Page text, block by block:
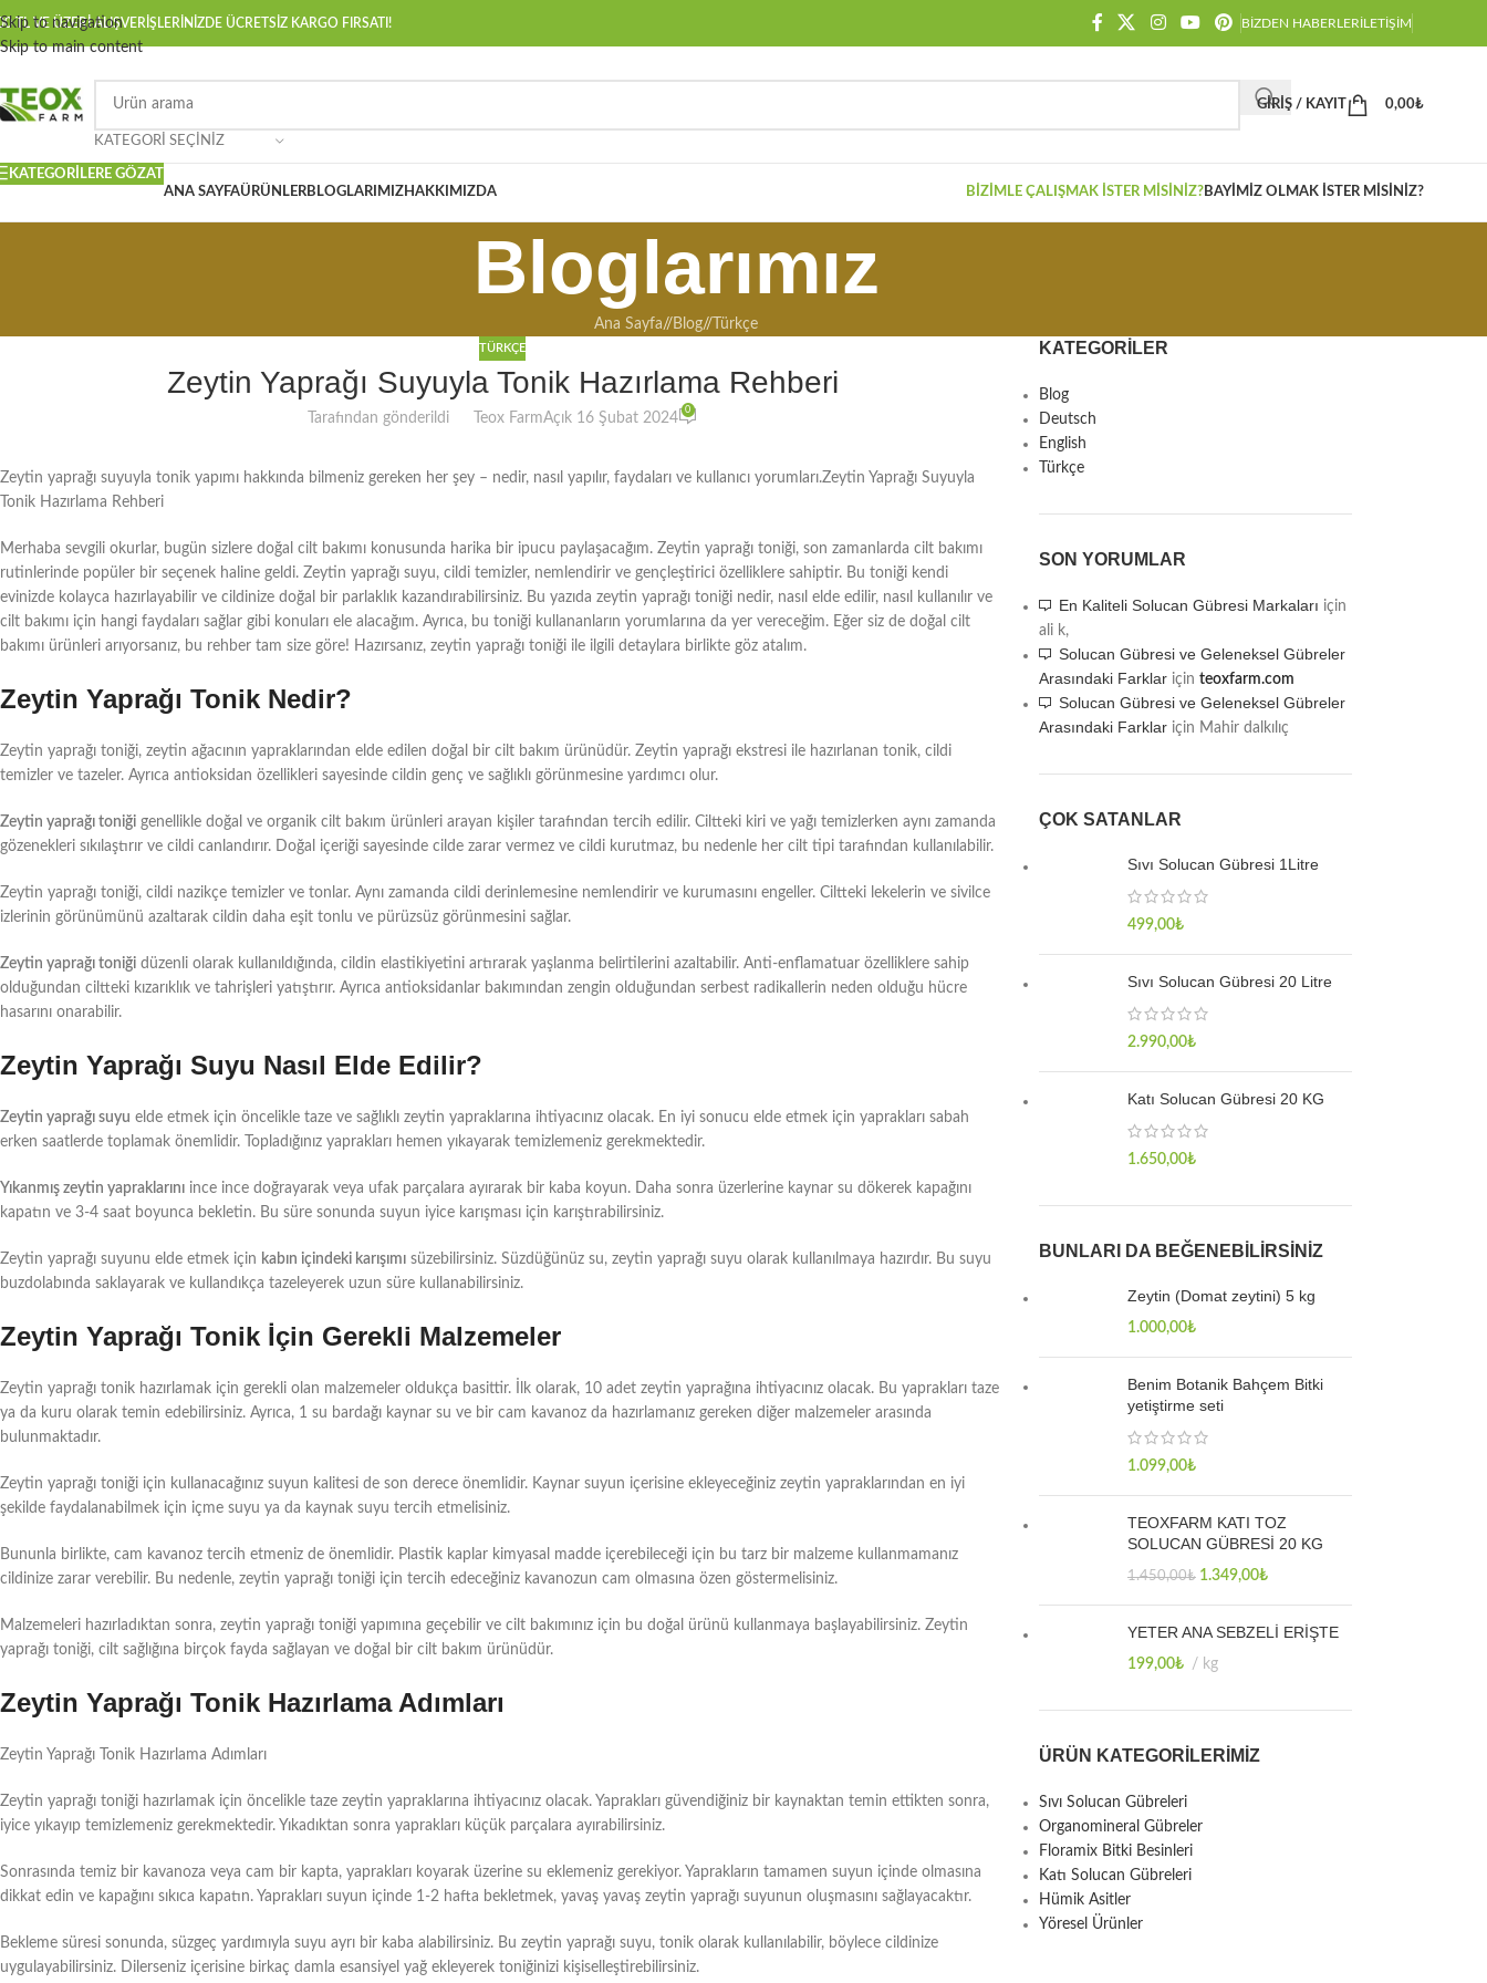
Skip to navigation
Skip to main content
TL VE ÜZERİ ALIŞVERİŞLERİNİZDE ÜCRETSİZ KARGO FIRSATI! BIZDEN HABERLERİLETIŞIM
KATEGORI SEÇINIZ
GIRIŞ / KAYIT 0,00₺
KATEGORILERE GÖZAT
ANA SAYFAÜRÜNLERBLOGLARIMIZHAKKIMIZDA BIZIMLE ÇALIŞMAK İSTER MISINIZ?BAYIMIZ OLMAK İSTER MISINIZ?
Bloglarımız
Ana Sayfa/ Blog/ Türkçe
TÜRKÇE
Zeytin Yaprağı Suyuyla Tonik Hazırlama Rehberi
Tarafından gönderildi Teox FarmAçık 16 Şubat 2024
0
Zeytin yaprağı suyuyla tonik yapımı hakkında bilmeniz gereken her şey – nedir, nasıl yapılır, faydaları ve kullanıcı yorumları.Zeytin Yaprağı Suyuyla
Tonik Hazırlama Rehberi
Merhaba sevgili okurlar, bugün sizlere doğal cilt bakımı konusunda harika bir ipucu paylaşacağım. Zeytin yaprağı toniği, son zamanlarda cilt bakımı
rutinlerinde popüler bir seçenek haline geldi. Zeytin yaprağı suyu, cildi temizler, nemlendirir ve gençleştirici özelliklere sahiptir. Bu toniği kendi
evinizde kolayca hazırlayabilir ve cildinize doğal bir parlaklık kazandırabilirsiniz. Bu yazıda zeytin yaprağı toniği nedir, nasıl elde edilir, nasıl kullanılır ve
cilt bakımı için hangi faydaları sağlar gibi konuları ele alacağım. Ayrıca, bu toniği kullananların yorumlarına da yer vereceğim. Eğer siz de doğal cilt
bakımı ürünleri arıyorsanız, bu rehber tam size göre! Hazırsanız, zeytin yaprağı toniği ile ilgili detaylara birlikte göz atalım.
Zeytin Yaprağı Tonik Nedir?
Zeytin yaprağı toniği, zeytin ağacının yapraklarından elde edilen doğal bir cilt bakım ürünüdür. Zeytin yaprağı ekstresi ile hazırlanan tonik, cildi
temizler ve tazeler. Ayrıca antioksidan özellikleri sayesinde cildin genç ve sağlıklı görünmesine yardımcı olur.
Zeytin yaprağı toniği genellikle doğal ve organik cilt bakım ürünleri arayan kişiler tarafından tercih edilir. Ciltteki kiri ve yağı temizlerken aynı zamanda
gözenekleri sıkılaştırır ve cildi canlandırır. Doğal içeriği sayesinde cilde zarar vermez ve cildi kurutmaz, bu nedenle her cilt tipi tarafından kullanılabilir.
Zeytin yaprağı toniği, cildi nazikçe temizler ve tonlar. Aynı zamanda cildi derinlemesine nemlendirir ve kurumasını engeller. Ciltteki lekelerin ve sivilce
izlerinin görünümünü azaltarak cildin daha eşit tonlu ve pürüzsüz görünmesini sağlar.
Zeytin yaprağı toniği düzenli olarak kullanıldığında, cildin elastikiyetini artırarak yaşlanma belirtilerini azaltabilir. Anti-enflamatuar özelliklere sahip
olduğundan ciltteki kızarıklık ve tahrişleri yatıştırır. Ayrıca antioksidanlar bakımından zengin olduğundan serbest radikallerin neden olduğu hücre
hasarını onarabilir.
Zeytin Yaprağı Suyu Nasıl Elde Edilir?
Zeytin yaprağı suyu elde etmek için öncelikle taze ve sağlıklı zeytin yapraklarına ihtiyacınız olacak. En iyi sonucu elde etmek için yaprakları sabah
erken saatlerde toplamak önemlidir. Topladığınız yaprakları hemen yıkayarak temizlemeniz gerekmektedir.
Yıkanmış zeytin yapraklarını ince ince doğrayarak veya ufak parçalara ayırarak bir kaba koyun. Daha sonra üzerlerine kaynar su dökerek kapağını
kapatın ve 3-4 saat boyunca bekletin. Bu süre sonunda suyun iyice karışması için karıştırabilirsiniz.
Zeytin yaprağı suyunu elde etmek için kabın içindeki karışımı süzebilirsiniz. Süzdüğünüz su, zeytin yaprağı suyu olarak kullanılmaya hazırdır. Bu suyu
buzdolabında saklayarak ve kullandıkça tazeleyerek uzun süre kullanabilirsiniz.
Zeytin Yaprağı Tonik İçin Gerekli Malzemeler
Zeytin yaprağı tonik hazırlamak için gerekli olan malzemeler oldukça basittir. İlk olarak, 10 adet zeytin yaprağına ihtiyacınız olacak. Bu yaprakları taze
ya da kuru olarak temin edebilirsiniz. Ayrıca, 1 su bardağı kaynar su ve bir cam kavanoz da hazırlamanız gereken diğer malzemeler arasında
bulunmaktadır.
Zeytin yaprağı toniği için kullanacağınız suyun kalitesi de son derece önemlidir. Kaynar suyun içerisine ekleyeceğiniz zeytin yapraklarından en iyi
şekilde faydalanabilmek için içme suyu ya da kaynak suyu tercih etmelisiniz.
Bununla birlikte, cam kavanoz tercih etmeniz de önemlidir. Plastik kaplar kimyasal madde içerebileceği için bu tarz bir malzeme kullanmamanız
cildinize zarar verebilir. Bu nedenle, zeytin yaprağı toniği için tercih edeceğiniz kavanozun cam olmasına özen göstermelisiniz.
Malzemeleri hazırladıktan sonra, zeytin yaprağı toniği yapımına geçebilir ve cilt bakımınız için bu doğal ürünü kullanmaya başlayabilirsiniz. Zeytin
yaprağı toniği, cilt sağlığına birçok fayda sağlayan ve doğal bir cilt bakım ürünüdür.
Zeytin Yaprağı Tonik Hazırlama Adımları
Zeytin Yaprağı Tonik Hazırlama Adımları
Zeytin yaprağı toniği hazırlamak için öncelikle taze zeytin yapraklarına ihtiyacınız olacak. Yaprakları güvendiğiniz bir kaynaktan temin ettikten sonra,
iyice yıkayıp temizlemeniz gerekmektedir. Yıkadıktan sonra yaprakları küçük parçalara ayırabilirsiniz.
Sonrasında temiz bir kavanoza veya cam bir kapta, yaprakları koyarak üzerine su eklemeniz gerekiyor. Yaprakların tamamen suyun içinde olmasına
dikkat edin ve kapağını sıkıca kapatın. Yaprakları suyun içinde 1-2 hafta bekletmek, yavaş yavaş zeytin yaprağı suyunun oluşmasını sağlayacaktır.
Bekleme süresi sonunda, süzgeç yardımıyla suyu ayrı bir kaba alabilirsiniz. Bu zeytin yaprağı suyu, tonik olarak kullanılabilir, böylece cildinize
uygulayabilirsiniz. Dilerseniz içerisine birkaç damla esansiyel yağ ekleyerek toniğinizi kişiselleştirebilirsiniz.
KATEGORILER
Blog
Deutsch
English
Türkçe
SON YORUMLAR
En Kaliteli Solucan Gübresi Markaları için
ali k,
Solucan Gübresi ve Geleneksel Gübreler
Arasındaki Farklariçin teoxfarm.com
Solucan Gübresi ve Geleneksel Gübreler
Arasındaki Farklariçin Mahir dalkılıç
ÇOK SATANLAR
Sıvı Solucan Gübresi 1Litre
499,00₺
Sıvı Solucan Gübresi 20 Litre
2.990,00₺
Katı Solucan Gübresi 20 KG
1.650,00₺
BUNLARI DA BEĞENEBILIRSINIZ
Zeytin (Domat zeytini) 5 kg
1.000,00₺
Benim Botanik Bahçem Bitki
yetiştirme seti
1.099,00₺
TEOXFARM KATI TOZ
SOLUCAN GÜBRESİ 20 KG
1.450,00₺ 1.349,00₺
YETER ANA SEBZELİ ERİŞTE
199,00₺ kg
ÜRÜN KATEGORILERIMIZ
Sıvı Solucan Gübreleri
Organomineral Gübreler
Floramix Bitki Besinleri
Katı Solucan Gübreleri
Hümik Asitler
Yöresel Ürünler